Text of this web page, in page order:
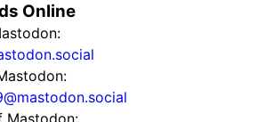
Online
Mastodon: